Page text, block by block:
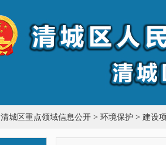
清城区重点领域信息公开 > 环境保护 > 建设